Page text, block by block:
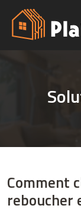
Comment
reboucher